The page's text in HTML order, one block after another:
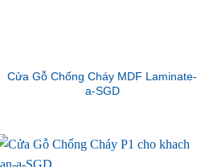
Cửa Gỗ Chống Cháy MDF Laminate-
a-SGD